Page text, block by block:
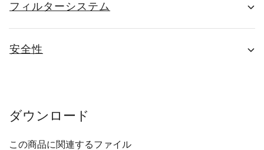
フィルターシステム
安全性
ダウンロード
この商品に関連するファイル